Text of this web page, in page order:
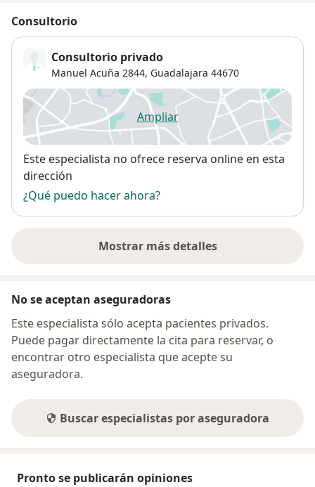
Consultorio
Consultorio privado
Manuel Acuña 2844, Guadalajara 44670
Ampliarse abre en una nueva
Disponibilidad
Este especialista no ofrece reserva online en esta
dirección
¿Qué puedo hacer ahora?
Mostrar más detalles
sobre la dirección
No se aceptan aseguradoras
Este especialista sólo acepta pacientes privados.
Puede pagar directamente la cita para reservar, o
encontrar otro especialista que acepte su
aseguradora.
Buscar especialistas por aseguradora
Pronto se publicarán opiniones